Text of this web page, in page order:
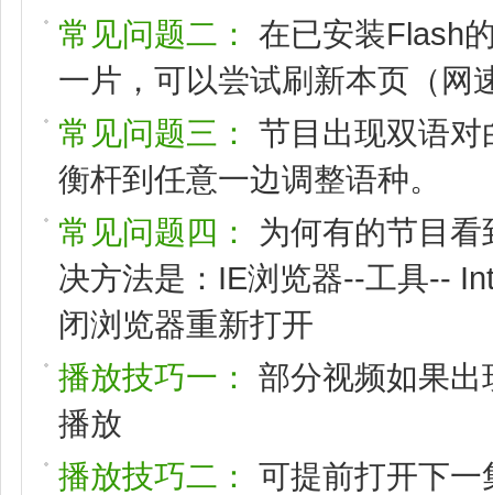
常见问题二：
在已安装Flash
一片，可以尝试刷新本页（网
常见问题三：
节目出现双语
衡杆到任意一边调整语种。
常见问题四：
为何有的节目
决方法是：IE浏览器--工具--
闭浏览器重新打开
播放技巧一：
部分视频如果
播放
播放技巧二：
可提前打开下